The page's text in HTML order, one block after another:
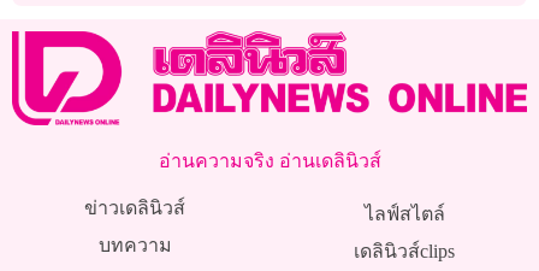
อ่านความจริง อ่านเดลินิวส์
ข่าวเดลินิวส์
บทความ
ไลฟ์สไตล์
เดลินิวส์clips